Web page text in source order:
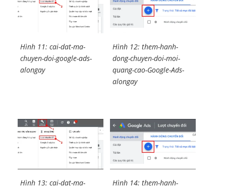
Hình 11: cai-dat-ma-
chuyen-doi-google-ads-
alongay
Hình 12: them-hanh-
dong-chuyen-doi-moi-
quang-cao-Google-Ads-
alongay
Hình 13: cai-dat-ma-
Hình 14: them-hanh-